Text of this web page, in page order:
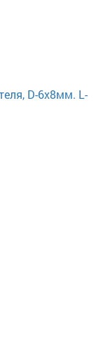
D-6х8мм. L-